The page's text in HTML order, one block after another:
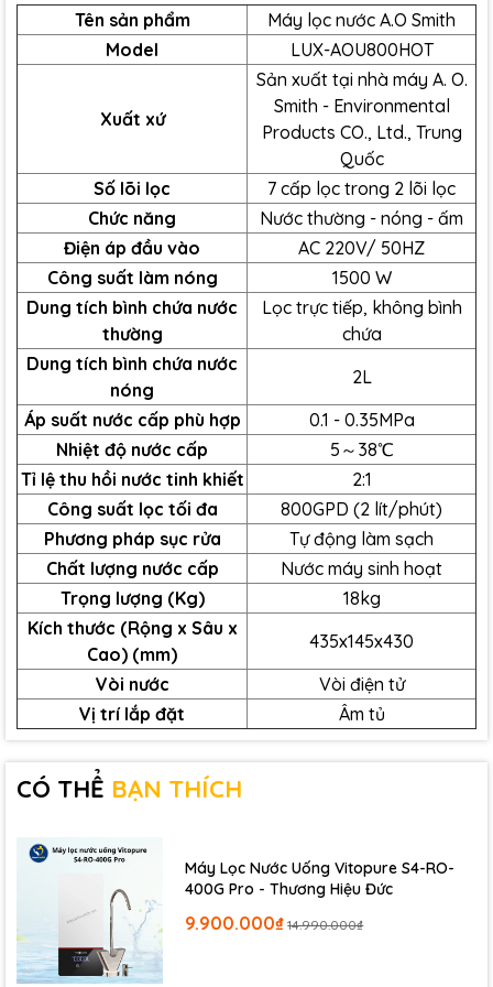
Công suất lọc cực lớn lên đến 2000ml/phút:
Tốc độ dòng chảy vô cùng mạnh mẽ cho nguồn
nước tinh khiết chảy liên tục theo thời gian thực
mà không cần chờ đợi; công nghệ lọc trực tiếp
không bình chứa đảm bảo từng giọt nước ra vòi
luôn tươi mới, giàu oxy tự nhiên.
03 mức điều chỉnh nhiệt độ nóng - ấm -
thường:Hệ thống kiểm soát nhiệt độ thông
minh đáp ứng tất cả nhu cầu của gia đình về
nước sạch mỗi ngày từ uống trực tiếp giải khát,
pha sữa cho bé, pha trà, cà phê cho đến hỗ trợ
nấu ăn siêu tốc.
Vòi nước thông minh đa chức năng:
điện tử cao cấp không chỉ có nhiệm vụ lấy nước
mà còn tích hợp màn hình cảm ứng sắc nét, hiển
thị trực quan toàn bộ thông số vận hành và
nâng tầm đẳng cấp sang trọng cho không gian
bếp.
07 cấp lọc tích hợp trong chỉ 02 lõi lọc nhỏ
gọn:Cải tiến cơ khí thu nhỏ tối tân giúp loại bỏ
hiệu quả các chất ô nhiễm, cặn bẩn, độc tố hóa
học nguy hiểm, mang lại nguồn nước tinh khiết
uống trực tiếp thảnh thơi đạt chuẩn quốc tế.
Công nghệ nhận dạng lõi lọc chính hãng RFID:
Ứng dụng chíp phát tần số vô tuyến thông minh
tự động mã hóa bẻ khóa linh kiện, giúp ngăn
chặn 100% nguy cơ sử dụng phải lõi lọc giả,
bảo vệ tuyệt đối độ bền phần cứng của máy.
Tên sản phẩm
Máy lọc nước A.O Smith
Model
LUX-AOU800HOT
Xuất xứ
Sản xuất tại nhà máy A. O.
Smith - Environmental
Products CO., Ltd., Trung
Quốc
Số lõi lọc
7 cấp lọc trong 2 lõi lọc
Chức năng
Nước thường - nóng - ấm
Điện áp đầu vào
AC 220V/ 50HZ
Công suất làm nóng
1500 W
Dung tích bình chứa nước
thường
Lọc trực tiếp, không bình
chứa
Dung tích bình chứa nước
nóng
2L
Áp suất nước cấp phù hợp
0.1 - 0.35MPa
Nhiệt độ nước cấp
5～38℃
Tỉ lệ thu hồi nước tinh khiết
2:1
Công suất lọc tối đa
800GPD (2 lít/phút)
Phương pháp sục rửa
Tự động làm sạch
Chất lượng nước cấp
Nước máy sinh hoạt
Trọng lượng (Kg)
18kg
Kích thước (Rộng x Sâu x
Cao) (mm)
435x145x430
Vòi nước
Vòi điện tử
Vị trí lắp đặt
Âm tủ
CÓ THỂ BẠN THÍCH
Máy Lọc Nước Uống Vitopure S4-RO-
400G Pro - Thương Hiệu Đức
9.900.000₫ 14.990.000₫